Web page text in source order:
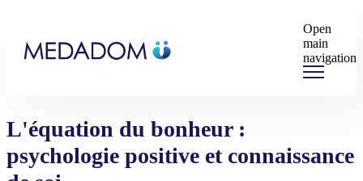
Open
main
navigation
L'équation du bonheur :
psychologie positive et connaissance